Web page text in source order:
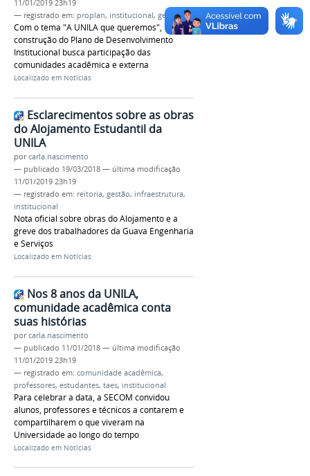
11/01/2019 23h19
— registrado em: proplan, institucional, gestão
Com o tema "A UNILA que queremos",
construção do Plano de Desenvolvimento
Institucional busca participação das
comunidades acadêmica e externa
Localizado em Notícias
Esclarecimentos sobre as obras
do Alojamento Estudantil da
UNILA
porcarla.nascimento
— publicado 19/03/2018 — última modificação
11/01/2019 23h19
— registrado em: reitoria, gestão, infraestrutura,
institucional
Nota oficial sobre obras do Alojamento e a
greve dos trabalhadores da Guava Engenharia
e Serviços
Localizado em Notícias
Nos 8 anos da UNILA,
comunidade acadêmica conta
suas histórias
porcarla.nascimento
— publicado 11/01/2018 — última modificação
11/01/2019 23h19
— registrado em: comunidade acadêmica,
professores, estudantes, taes, institucional
Para celebrar a data, a SECOM convidou
alunos, professores e técnicos a contarem e
compartilharem o que viveram na
Universidade ao longo do tempo
Localizado em Notícias